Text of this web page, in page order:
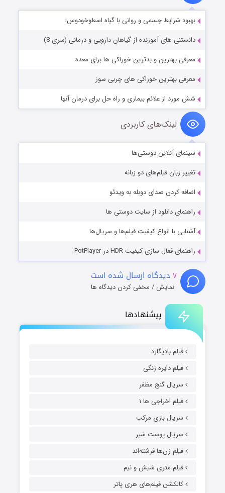
پیشنهادها
فیلم بادیگارد
فیلم دایره زنگی
سریال گنج مظفر
فیلم اخراجی ها ۱
سریال بازی مرکب
سریال پوست شیر
فیلم زن‌ها فرشته‌اند
فیلم متری شیش و نیم
کالکشن فیلم‌های هری پاتر
بهبود شرایط جسمی و روانی با گیاه اسطوخودوس!
دانستنی های آموزنده از گیاهان دارویی و درمانی (سری 8)
معرفی بهترین و بدترین خوراکی ها برای معده
معرفی بهترین خوراکی های چربی سوز
شش مورد از علائم بیماری و راه حل برای درمان آنها
لینک‌های کاربردی
سینمای آنلاین دوستی‌ها
تغییر زبان فیلم‌های دو زبانه
اضافه کردن صدای دوبله به ویدئو
راهنمای دانلود از سایت دوستی ها
آشنایی با انواع کیفیت فیلم‌ها و سریال‌ها
راهنمای فعال سازی کیفیت HDR در PotPlayer
۷ دیدگاه ارسال شده است
نمایش / مخفی کردن دیدگاه ها